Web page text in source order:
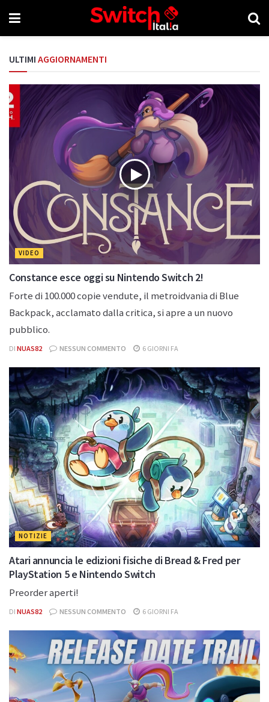
ULTIMI AGGIORNAMENTI
VIDEO
Constance esce oggi su Nintendo Switch 2!
Forte di 100.000 copie vendute, il metroidvania di Blue
Backpack, acclamato dalla critica, si apre a un nuovo
pubblico.
DI NUAS82 NESSUN COMMENTO 6 GIORNI FA
NOTIZIE
Atari annuncia le edizioni fisiche di Bread & Fred per
PlayStation 5 e Nintendo Switch
Preorder aperti!
DI NUAS82 NESSUN COMMENTO 6 GIORNI FA